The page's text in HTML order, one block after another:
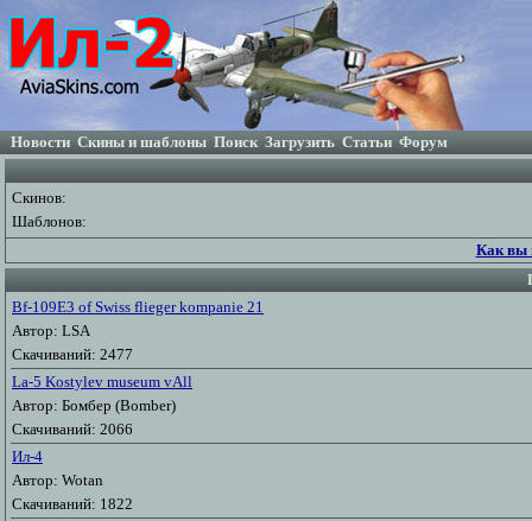
Новости Скины и шаблоны Поиск Загрузить Статьи Форум
Скинов:
Шаблонов:
Как вы
Bf-109E3 of Swiss flieger kompanie 21
Автор: LSA
Скачиваний: 2477
La-5 Kostylev museum vAll
Автор: Бомбер (Bomber)
Скачиваний: 2066
Ил-4
Автор: Wotan
Скачиваний: 1822